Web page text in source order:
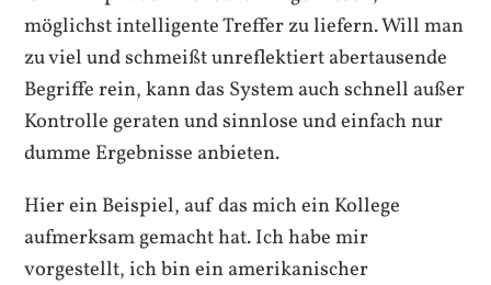
möglichst intelligente Treffer zu liefern. Will man
zu viel und schmeißt unreflektiert abertausende
Begriffe rein, kann das System auch schnell außer
Kontrolle geraten und sinnlose und einfach nur
dumme Ergebnisse anbieten.
Hier ein Beispiel, auf das mich ein Kollege
aufmerksam gemacht hat. Ich habe mir
vorgestellt, ich bin ein amerikanischer